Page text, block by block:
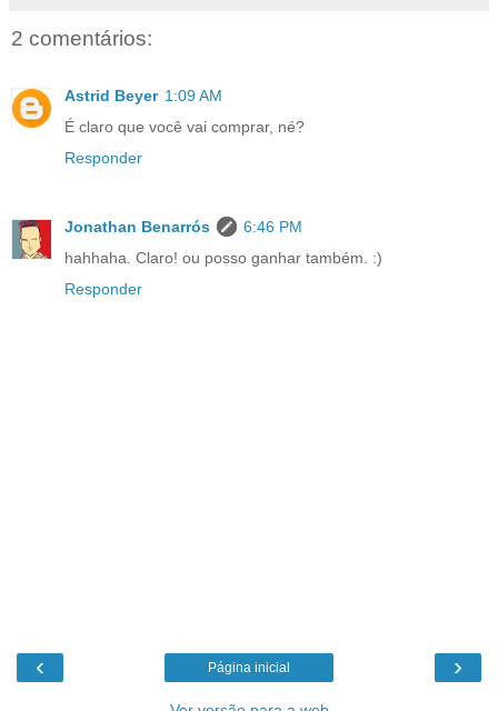
2 comentários:
Astrid Beyer 1:09 AM
É claro que você vai comprar, né?
Responder
Jonathan Benarrós
6:46 PM
hahhaha. Claro! ou posso ganhar também. :)
Responder
‹ ›
Página inicial